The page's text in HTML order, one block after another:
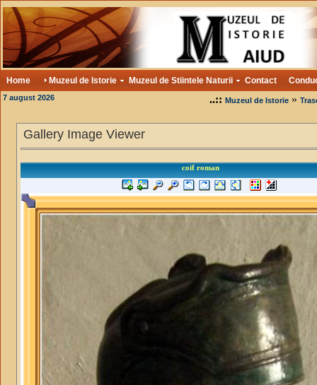
Home Muzeul de Istorie Muzeul de Stiintele Naturii Contact
7 august 2026 ..:: Muzeul de Istorie»
Gallery Image Viewer
coif roman